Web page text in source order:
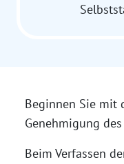
Beginnen Sie mit
Genehmigung
Beim Verfassen